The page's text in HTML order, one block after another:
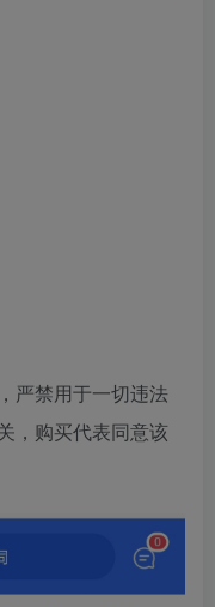
严禁用于一切违法
，购买代表同意该